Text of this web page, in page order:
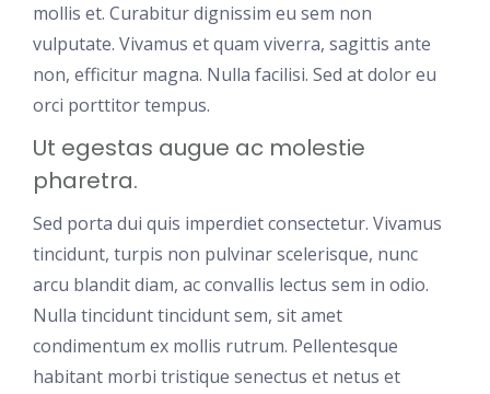
mollis et. Curabitur dignissim eu sem non
vulputate. Vivamus et quam viverra, sagittis ante
non, efficitur magna. Nulla facilisi. Sed at dolor eu
orci porttitor tempus.
Ut egestas augue ac molestie
pharetra.
Sed porta dui quis imperdiet consectetur. Vivamus
tincidunt, turpis non pulvinar scelerisque, nunc
arcu blandit diam, ac convallis lectus sem in odio.
Nulla tincidunt tincidunt sem, sit amet
condimentum ex mollis rutrum. Pellentesque
habitant morbi tristique senectus et netus et